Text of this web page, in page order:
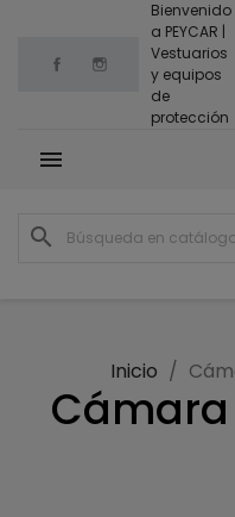
FacebookInstagram
Bienvenido
a PEYCAR |
Vestuarios
y equipos
de
protección

search
Inicio